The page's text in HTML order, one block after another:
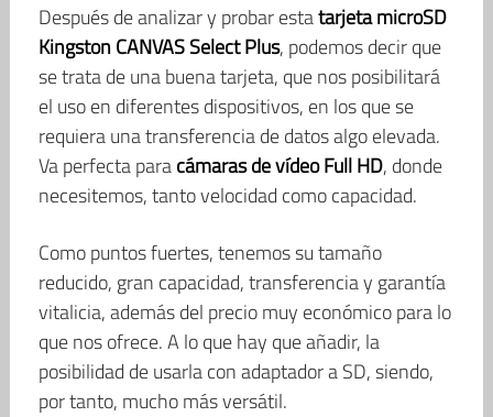
Después de analizar y probar estatarjeta microSD
Kingston CANVAS Select Plus, podemos decir que
se trata de una buena tarjeta, que nos posibilitará
el uso en diferentes dispositivos, en los que se
requiera una transferencia de datos algo elevada.
Va perfecta paracámaras de vídeo Full HD, donde
necesitemos, tanto velocidad como capacidad.
Como puntos fuertes, tenemos su tamaño
reducido, gran capacidad, transferencia y garantía
vitalicia, además del precio muy económico para lo
que nos ofrece. A lo que hay que añadir, la
posibilidad de usarla con adaptador a SD, siendo,
por tanto, mucho más versátil.